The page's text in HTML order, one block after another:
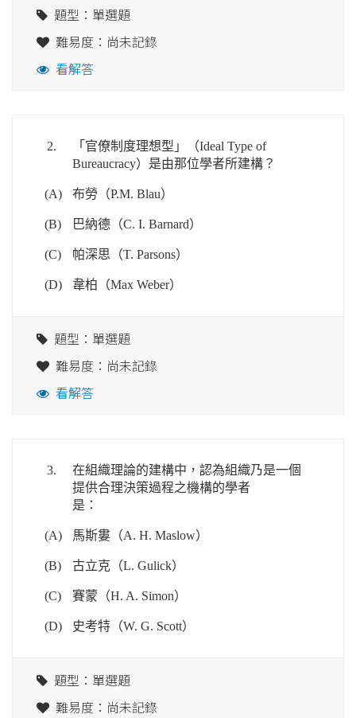
題型：單選題
難易度：尚未記錄
看解答
2.
「官僚制度理想型」（Ideal Type of
Bureaucracy）是由那位學者所建構？
(A) 布勞（P.M. Blau）
(B) 巴納德（C. I. Barnard）
(C) 帕深思（T. Parsons）
(D) 韋柏（Max Weber）
題型：單選題
難易度：尚未記錄
看解答
3.
在組織理論的建構中，認為組織乃是一個
提供合理決策過程之機構的學者
是：
(A) 馬斯婁（A. H. Maslow）
(B) 古立克（L. Gulick）
(C) 賽蒙（H. A. Simon）
(D) 史考特（W. G. Scott）
題型：單選題
難易度：尚未記錄